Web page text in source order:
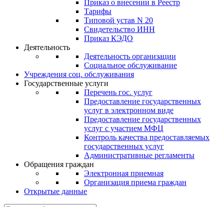
Приказ о внесении в Реестр
Тарифы
Типовой устав N 20
Свидетельство ИНН
Приказ КЭДО
Деятельность
Деятельность организации
Социальное обслуживание
Учреждения соц. обслуживания
Государственные услуги
Перечень гос. услуг
Предоставление государственных
услуг в электронном виде
Предоставление государственных
услуг с участием МФЦ
Контроль качества предоставляемых
государственных услуг
Административные регламенты
Обращения граждан
Электронная приемная
Организация приема граждан
Открытые данные